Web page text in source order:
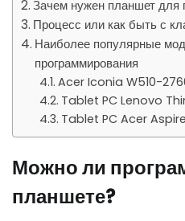
Зачем нужен планшет для
Процесс или как быть с
Наиболее популярные
программирования
Acer Iconia W510-
Tablet PC Lenovo
Tablet PC Acer
Можно ли
планшете?